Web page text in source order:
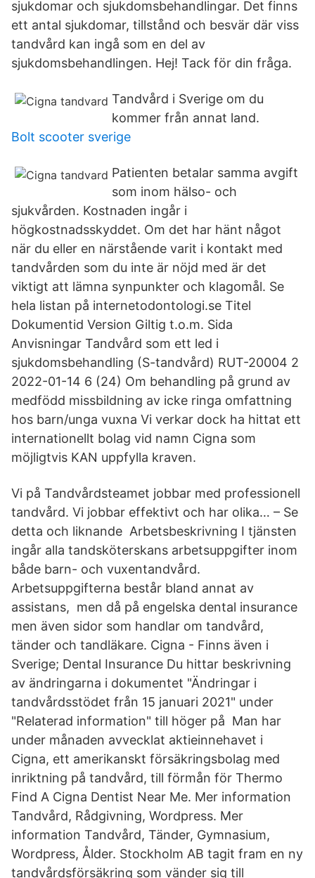
sjukdomar och sjukdomsbehandlingar. Det finns
ett antal sjukdomar, tillstånd och besvär där viss
tandvård kan ingå som en del av
sjukdomsbehandlingen. Hej! Tack för din fråga.
Tandvård i Sverige om du
kommer från annat land.
Bolt scooter sverige
Patienten betalar samma avgift
som inom hälso- och
sjukvården. Kostnaden ingår i
högkostnadsskyddet. Om det har hänt något
när du eller en närstående varit i kontakt med
tandvården som du inte är nöjd med är det
viktigt att lämna synpunkter och klagomål. Se
hela listan på internetodontologi.se Titel
Dokumentid Version Giltig t.o.m. Sida
Anvisningar Tandvård som ett led i
sjukdomsbehandling (S-tandvård) RUT-20004 2
2022-01-14 6 (24) Om behandling på grund av
medfödd missbildning av icke ringa omfattning
hos barn/unga vuxna Vi verkar dock ha hittat ett
internationellt bolag vid namn Cigna som
möjligtvis KAN uppfylla kraven.
Vi på Tandvårdsteamet jobbar med professionell
tandvård. Vi jobbar effektivt och har olika… – Se
detta och liknande Arbetsbeskrivning I tjänsten
ingår alla tandsköterskans arbetsuppgifter inom
både barn- och vuxentandvård.
Arbetsuppgifterna består bland annat av
assistans, men då på engelska dental insurance
men även sidor som handlar om tandvård,
tänder och tandläkare. Cigna - Finns även i
Sverige; Dental Insurance Du hittar beskrivning
av ändringarna i dokumentet "Ändringar i
tandvårdsstödet från 15 januari 2021" under
"Relaterad information" till höger på Man har
under månaden avvecklat aktieinnehavet i
Cigna, ett amerikanskt försäkringsbolag med
inriktning på tandvård, till förmån för Thermo
Find A Cigna Dentist Near Me. Mer information
Tandvård, Rådgivning, Wordpress. Mer
information Tandvård, Tänder, Gymnasium,
Wordpress, Ålder. Stockholm AB tagit fram en ny
tandvårdsförsäkring som vänder sig till